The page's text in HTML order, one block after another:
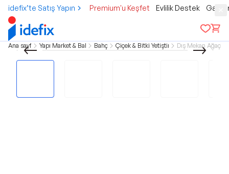
idefix’te Satış Yapın Premium'u Keşfet Evlilik Destek
Ana sayfa Yapı Market & Bahçe Bahçe Çiçek & Bitki YetiştirmeDış Mekan Ağaçları